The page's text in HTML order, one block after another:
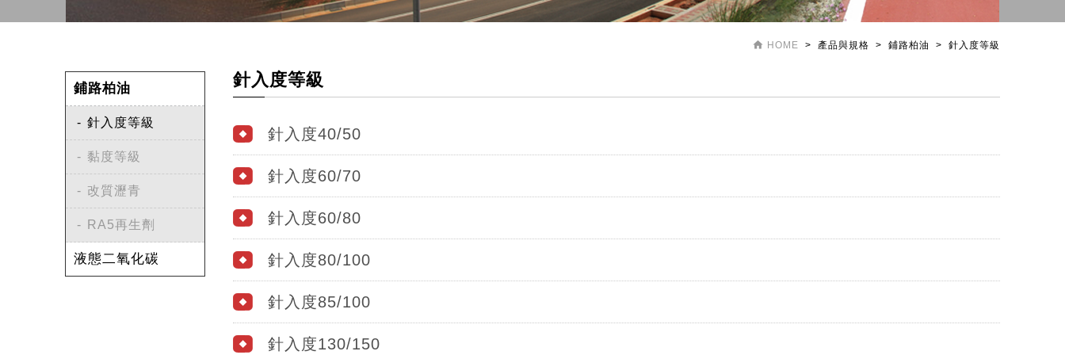
 HOME > 產品與規格 > 鋪路柏油 > 針入度等級
鋪路柏油
針入度等級
黏度等級
改質瀝青
RA5再生劑
液態二氧化碳
針入度等級
針入度40/50
針入度60/70
針入度60/80
針入度80/100
針入度85/100
針入度130/150